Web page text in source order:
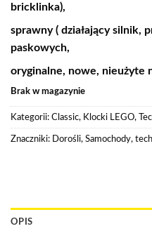
bricklinka),
sprawny ( działający silnik,
paskowych,
oryginalne, nowe, nieużyte
Brak w magazynie
Kategorii: Classic, Klocki LEGO,
Znaczniki: Dorośli, Samochody,
OPIS